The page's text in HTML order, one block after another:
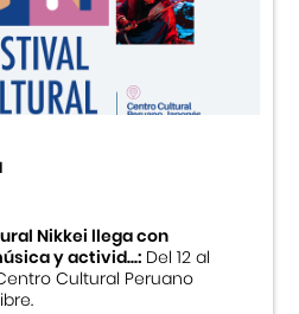
Japonés
Japonesa
Nikkei llega con
y activid...:Del 12 al
Cultural Peruano